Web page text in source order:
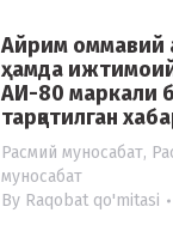
Айрим оммавий
ҳамда
АИ-80 маркали
тарқатилган
Расмий муносабат,
муносабат
By Raqobat qo'mitasi